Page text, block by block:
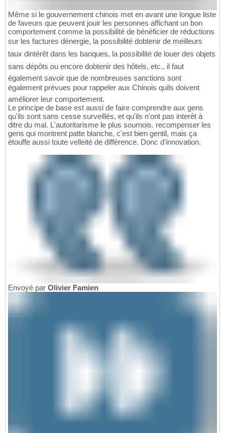
Même si le gouvernement chinois met en avant une longue liste
de faveurs que peuvent jouir les personnes affichant un bon
comportement comme la possibilité de bénéficier de réductions
sur les factures dénergie, la possibilité dobtenir de meilleurs
taux dintérêt dans les banques, la possibilité de louer des objets
sans dépôts ou encore dobtenir des hôtels, etc., il faut
également savoir que de nombreuses sanctions sont
également prévues pour rappeler aux Chinois quils doivent
améliorer leur comportement.
Le principe de base est aussi de faire comprendre aux gens
qu'ils sont sans cesse surveillés, et qu'ils n'ont pas interêt à
ditre du mal. L'autoritarisme le plus sournois. recompenser les
gens qui montrent patte blanche, c'est bien gentil, mais ça
étouffe aussi toute velleité de différence. Donc d'innovation.
Envoyé par Olivier Famien